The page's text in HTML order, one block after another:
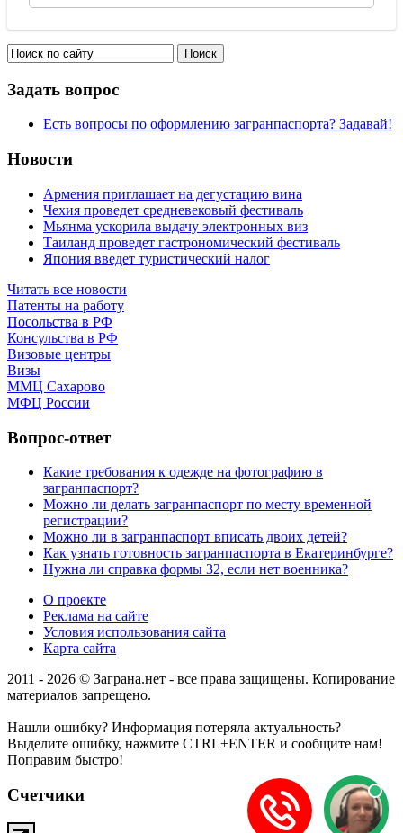
Задать вопрос
Есть вопросы по оформлению загранпаспорта? Задавай!
Новости
Армения приглашает на дегустацию вина
Чехия проведет средневековый фестиваль
Мьянма ускорила выдачу электронных виз
Таиланд проведет гастрономический фестиваль
Япония введет туристический налог
Читать все новости
Патенты на работу
Посольства в РФ
Консульства в РФ
Визовые центры
Визы
ММЦ Сахарово
МФЦ России
Вопрос-ответ
Какие требования к одежде на фотографию в
загранпаспорт?
Можно ли делать загранпаспорт по месту временной
регистрации?
Можно ли в загранпаспорт вписать двоих детей?
Как узнать готовность загранпаспорта в Екатеринбурге?
Нужна ли справка формы 32, если нет военника?
О проекте
Реклама на сайте
Условия использования сайта
Карта сайта
2011 - 2026 © Заграна.нет - все права защищены. Копирование
материалов запрещено.
Нашли ошибку? Информация потеряла актуальность?
Выделите ошибку, нажмите CTRL+ENTER и сообщите нам!
Поправим быстро!
Счетчики